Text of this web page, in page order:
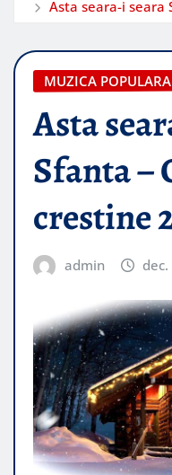
Asta seara-i seara
MUZICA POPULARA
Asta
Sfanta –
crestine
admin